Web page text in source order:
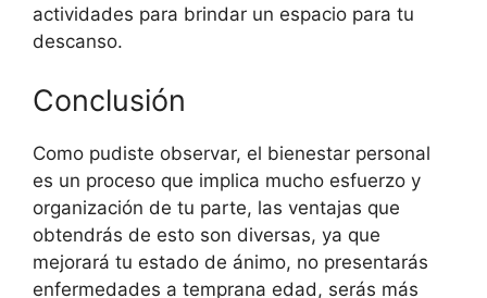
actividades para brindar un espacio para tu
descanso.
Conclusión
Como pudiste observar, el bienestar personal
es un proceso que implica mucho esfuerzo y
organización de tu parte, las ventajas que
obtendrás de esto son diversas, ya que
mejorará tu estado de ánimo, no presentarás
enfermedades a temprana edad, serás más